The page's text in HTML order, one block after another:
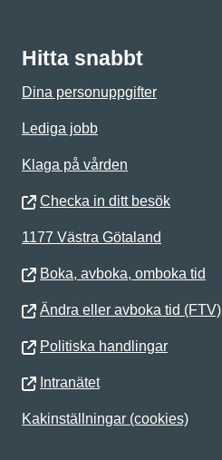
Hitta snabbt
Dina personuppgifter
Lediga jobb
Klaga på vården
Checka in ditt besök
1177 Västra Götaland
Boka, avboka, omboka tid
Ändra eller avboka tid (FTV)
Politiska handlingar
Intranätet
Kakinställningar (cookies)